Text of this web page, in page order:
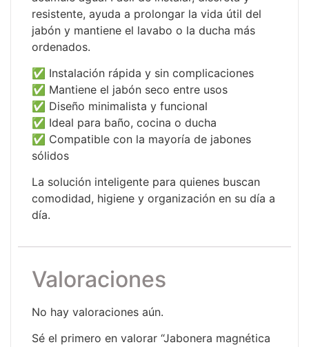
resistente, ayuda a prolongar la vida útil del
jabón y mantiene el lavabo o la ducha más
ordenados.
✅ Instalación rápida y sin complicaciones
✅ Mantiene el jabón seco entre usos
✅ Diseño minimalista y funcional
✅ Ideal para baño, cocina o ducha
✅ Compatible con la mayoría de jabones
sólidos
La solución inteligente para quienes buscan
comodidad, higiene y organización en su día a
día.
Valoraciones
No hay valoraciones aún.
Sé el primero en valorar “Jabonera magnética